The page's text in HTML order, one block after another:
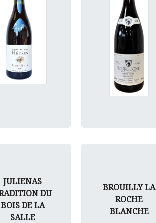
JULIENAS
DU
BOIS DE LA
SALLE
BROUILLY LA
ROCHE
BLANCHE